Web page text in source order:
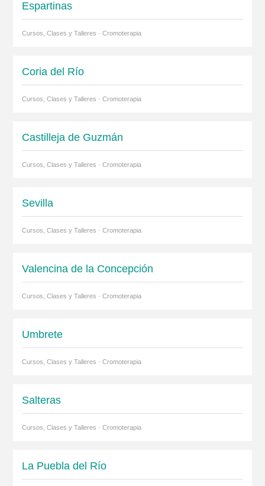
Espartinas
Cursos, Clases y Talleres · Cromoterapia
Coria del Río
Cursos, Clases y Talleres · Cromoterapia
Castilleja de Guzmán
Cursos, Clases y Talleres · Cromoterapia
Sevilla
Cursos, Clases y Talleres · Cromoterapia
Valencina de la Concepción
Cursos, Clases y Talleres · Cromoterapia
Umbrete
Cursos, Clases y Talleres · Cromoterapia
Salteras
Cursos, Clases y Talleres · Cromoterapia
La Puebla del Río